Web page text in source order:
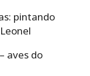
pintando
aves do